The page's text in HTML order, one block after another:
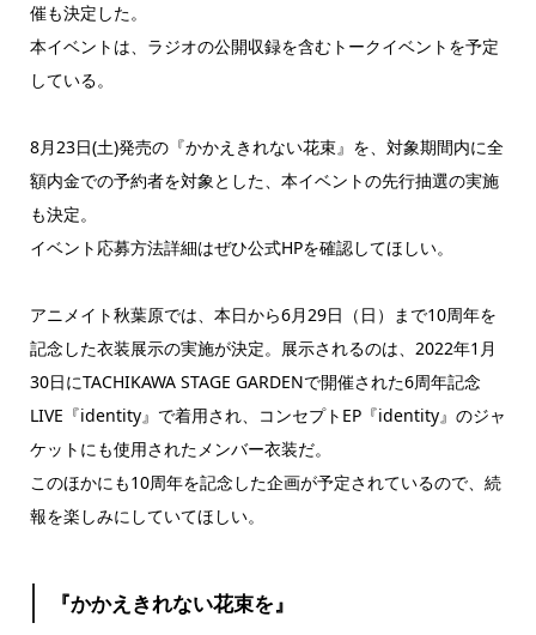
催も決定した。
本イベントは、ラジオの公開収録を含むトークイベントを予定
している。
8月23日(土)発売の『かかえきれない花束』を、対象期間内に全
額内金での予約者を対象とした、本イベントの先行抽選の実施
も決定。
イベント応募方法詳細はぜひ公式HPを確認してほしい。
アニメイト秋葉原では、本日から6月29日（日）まで10周年を
記念した衣装展示の実施が決定。展示されるのは、2022年1月
30日にTACHIKAWA STAGE GARDENで開催された6周年記念
LIVE『identity』で着用され、コンセプトEP『identity』のジャ
ケットにも使用されたメンバー衣装だ。
このほかにも10周年を記念した企画が予定されているので、続
報を楽しみにしていてほしい。
『かかえきれない花束を』